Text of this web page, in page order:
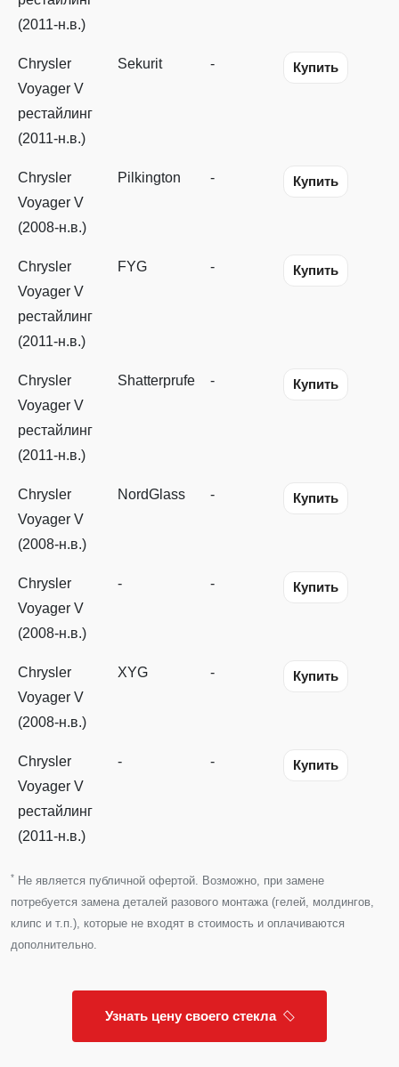
(2011-н.в.)
Chrysler
Voyager V
рестайлинг
(2011-н.в.)
Sekurit - Купить
Chrysler
Voyager V
(2008-н.в.)
Pilkington - Купить
Chrysler
Voyager V
рестайлинг
(2011-н.в.)
FYG - Купить
Chrysler
Voyager V
рестайлинг
(2011-н.в.)
Shatterprufe - Купить
Chrysler
Voyager V
(2008-н.в.)
NordGlass - Купить
Chrysler
Voyager V
(2008-н.в.)
- - Купить
Chrysler
Voyager V
(2008-н.в.)
XYG - Купить
Chrysler
Voyager V
рестайлинг
(2011-н.в.)
- - Купить
* Не является публичной офертой. Возможно, при замене
потребуется замена деталей разового монтажа (гелей, молдингов,
клипс и т.п.), которые не входят в стоимость и оплачиваются
дополнительно.
Узнать цену своего стекла